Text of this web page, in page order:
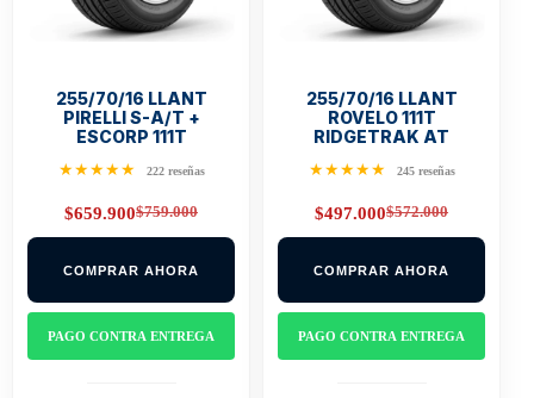
255/70/16 LLANT
PIRELLI S-A/T +
ESCORP 111T
★★★★★ 222 reseñas
$759.000
Original
price
$759.000.
$659.900Current
price
$659.900.
COMPRAR AHORA
PAGO CONTRA ENTREGA
255/70/16 LLANT
ROVELO 111T
RIDGETRAK AT
★★★★★ 245 reseñas
$572.000
Original
price
$572.000.
$497.000Current
price
$497.000.
COMPRAR AHORA
PAGO CONTRA ENTREGA